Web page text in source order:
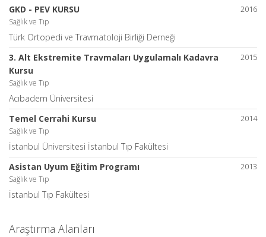
2016
GKD - PEV KURSU
Sağlık ve Tıp
Türk Ortopedi ve Travmatoloji Birliği Derneği
2015
3. Alt Ekstremite Travmaları Uygulamalı Kadavra
Kursu
Sağlık ve Tıp
Acıbadem Üniversitesi
2014
Temel Cerrahi Kursu
Sağlık ve Tıp
İstanbul Üniversitesi İstanbul Tıp Fakültesi
2013
Asistan Uyum Eğitim Programı
Sağlık ve Tıp
İstanbul Tıp Fakültesi
Araştırma Alanları